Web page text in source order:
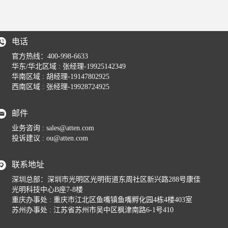
GT-6302
电话
官方热线：400-998-6633
华东/华北区域 : 张经理-19925142349
华南区域 : 胡经理-19147802925
西南区域 : 张经理-19928724925
邮件
业务咨询 : sales@atten.com
投诉建议 : ou@atten.com
联系地址
深圳总部：深圳市光明区光明街道东周社区新兴路288号康佳
光明科技中心B座7-8楼
重庆办事处 : 重庆市江北区鱼嘴镇鱼嘴孵化园4栋4楼403室
苏州办事处 : 江苏省苏州市吴中区枫津南路6-1号410